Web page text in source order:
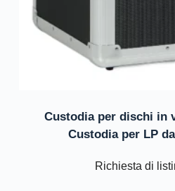
Custodia per dischi in
Custodia per LP
Richiesta di